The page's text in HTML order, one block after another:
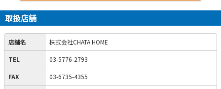
取扱店舗
店舗名 株式会社CHATA HOME
TEL 03-5776-2793
FAX 03-6735-4355